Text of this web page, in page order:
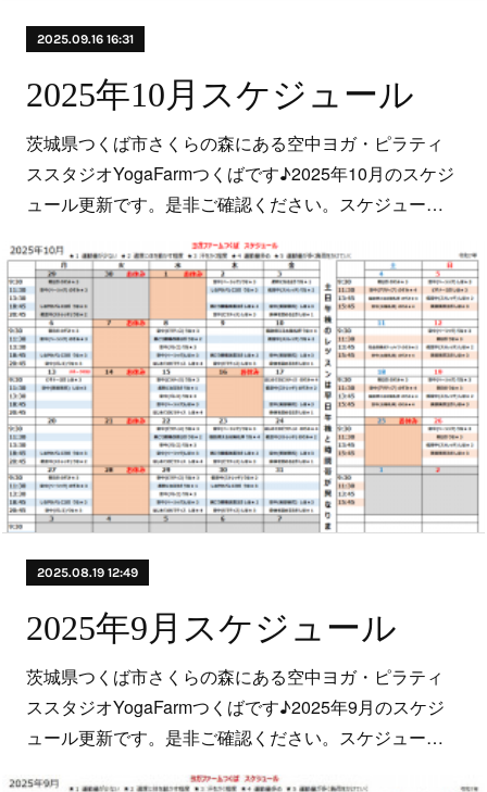
2025.09.16 16:31
2025年10月スケジュール
茨城県つくば市さくらの森にある空中ヨガ・ピラティ
ススタジオYogaFarmつくばです♪2025年10月のスケジ
ュール更新です。是非ご確認ください。スケジュー…
2025.08.19 12:49
2025年9月スケジュール
茨城県つくば市さくらの森にある空中ヨガ・ピラティ
ススタジオYogaFarmつくばです♪2025年9月のスケジ
ュール更新です。是非ご確認ください。スケジュー…